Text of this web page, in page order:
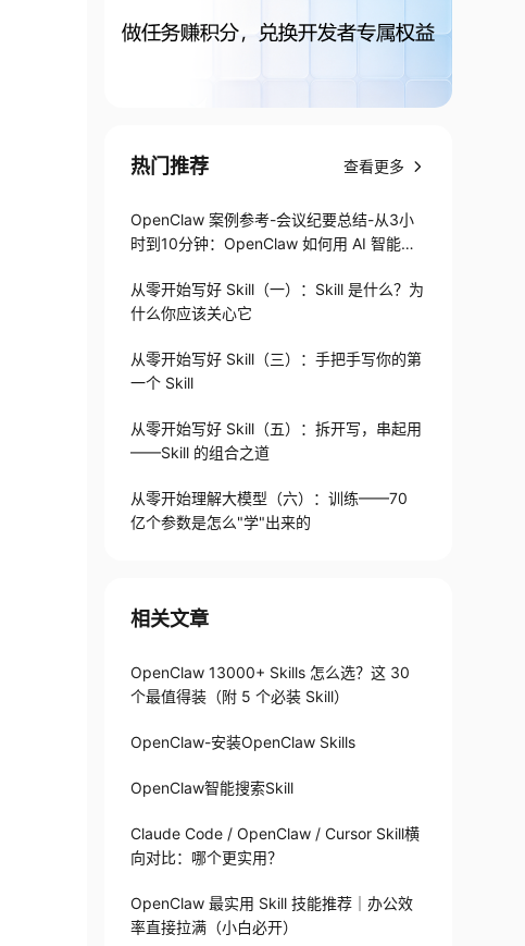
热门推荐 查看更多
OpenClaw 案例参考-会议纪要总结-从3小
时到10分钟：OpenClaw 如何用 AI 智能体
从零开始写好 Skill（一）：Skill 是什么？为
什么你应该关心它
从零开始写好 Skill（三）：手把手写你的第
一个 Skill
从零开始写好 Skill（五）：拆开写，串起用
——Skill 的组合之道
从零开始理解大模型（六）：训练——70
亿个参数是怎么"学"出来的
相关文章
OpenClaw 13000+ Skills 怎么选？这 30
个最值得装（附 5 个必装 Skill）
OpenClaw-安装OpenClaw Skills
OpenClaw智能搜索Skill
Claude Code / OpenClaw / Cursor Skill横
向对比：哪个更实用？
OpenClaw 最实用 Skill 技能推荐｜办公效
率直接拉满（小白必开）